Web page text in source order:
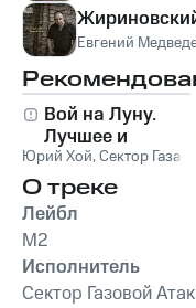
Евгений
Вой на Луну.
Лучшее и
неизданное
Юрий Хой,Сектор Газа
О треке
Лейбл
М2
Исполнитель
Сектор Газовой